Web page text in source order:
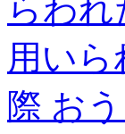
らわ
用いら
際 お